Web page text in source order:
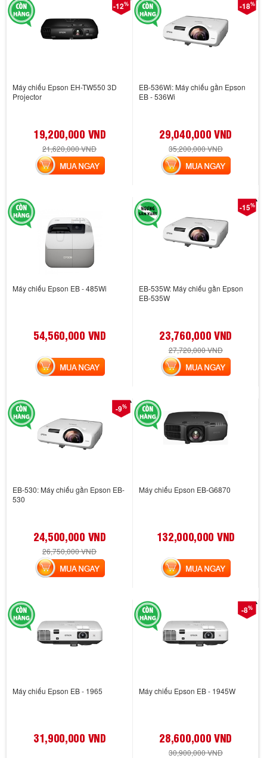
-12%
Máy chiếu Epson EH-TW550 3D
Projector
19,200,000 VND
21,620,000 VND
MUA NGAY
-18%
EB-536Wi: Máy chiếu gần Epson
EB - 536Wi
29,040,000 VND
35,200,000 VND
MUA NGAY
Máy chiếu Epson EB - 485Wi
54,560,000 VND
MUA NGAY
-15%
EB-535W: Máy chiếu gần Epson
EB-535W
23,760,000 VND
27,720,000 VND
MUA NGAY
-9%
EB-530: Máy chiếu gần Epson EB-
530
24,500,000 VND
26,750,000 VND
MUA NGAY
Máy chiếu Epson EB-G6870
132,000,000 VND
MUA NGAY
Máy chiếu Epson EB - 1965
31,900,000 VND
-8%
Máy chiếu Epson EB - 1945W
28,600,000 VND
30,900,000 VND